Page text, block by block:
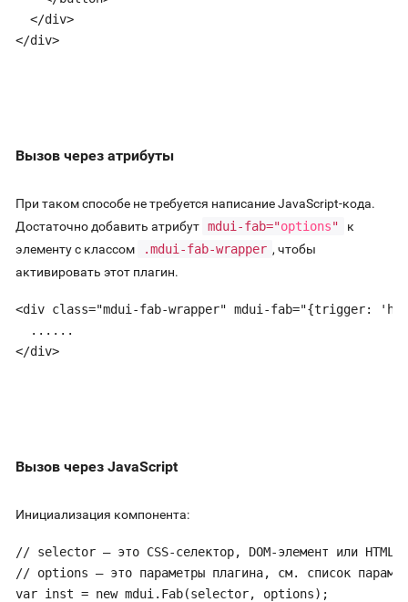
  </div>
</div>
Вызов через атрибуты
При таком способе не требуется написание JavaScript-кода.
Достаточно добавить атрибут mdui-fab="options"
к
элементу с классом
.mdui-fab-wrapper , чтобы
активировать этот плагин.
<div class="mdui-fab-wrapper" mdui-fab="{trigger:
  ......
</div>
Вызов через JavaScript
Инициализация компонента:
// selector — это CSS-селектор, DOM-элемент или HTML-
// options — это параметры плагина, см. список
var inst = new mdui.Fab(selector, options);